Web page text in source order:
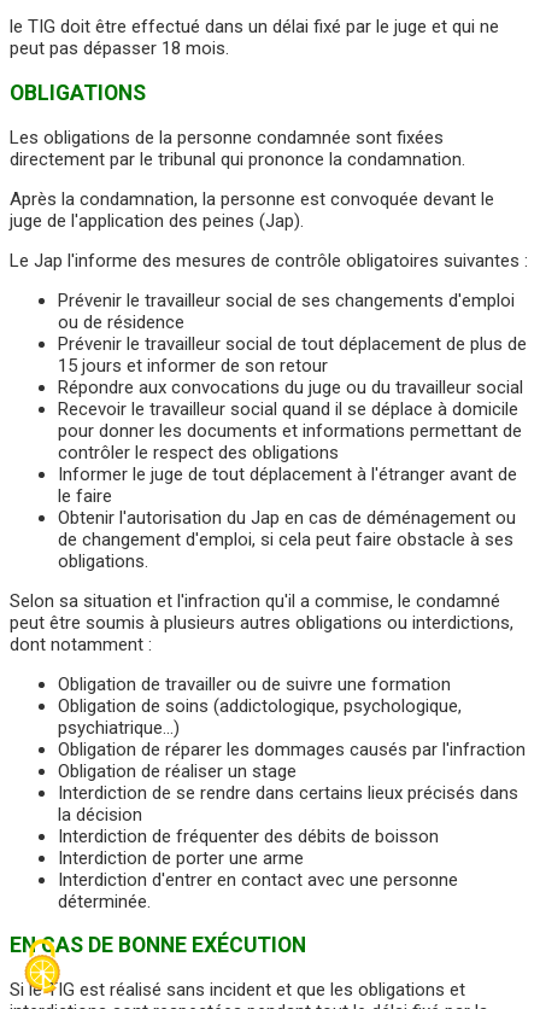
le TIG doit être effectué dans un délai fixé par le juge et qui ne
peut pas dépasser 18 mois.
OBLIGATIONS
Les obligations de la personne condamnée sont fixées
directement par le tribunal qui prononce la condamnation.
Après la condamnation, la personne est convoquée devant le
juge de l'application des peines (Jap).
Le Jap l'informe des mesures de contrôle obligatoires suivantes :
Prévenir le travailleur social de ses changements d'emploi
ou de résidence
Prévenir le travailleur social de tout déplacement de plus de
15 jours et informer de son retour
Répondre aux convocations du juge ou du travailleur social
Recevoir le travailleur social quand il se déplace à domicile
pour donner les documents et informations permettant de
contrôler le respect des obligations
Informer le juge de tout déplacement à l'étranger avant de
le faire
Obtenir l'autorisation du Jap en cas de déménagement ou
de changement d'emploi, si cela peut faire obstacle à ses
obligations.
Selon sa situation et l'infraction qu'il a commise, le condamné
peut être soumis à plusieurs autres obligations ou interdictions,
dont notamment :
Obligation de travailler ou de suivre une formation
Obligation de soins (addictologique, psychologique,
psychiatrique…)
Obligation de réparer les dommages causés par l'infraction
Obligation de réaliser un stage
Interdiction de se rendre dans certains lieux précisés dans
la décision
Interdiction de fréquenter des débits de boisson
Interdiction de porter une arme
Interdiction d'entrer en contact avec une personne
déterminée.
EN CAS DE BONNE EXÉCUTION
Si le TIG est réalisé sans incident et que les obligations et